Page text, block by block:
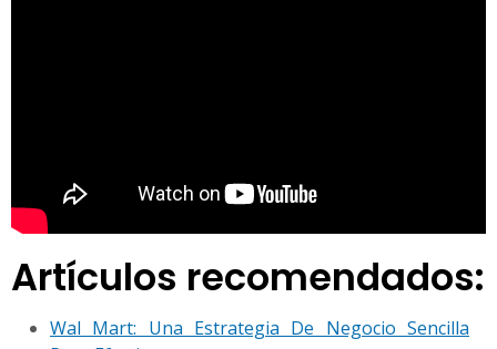
Artículos recomendados:
Wal Mart: Una Estrategia De Negocio Sencilla